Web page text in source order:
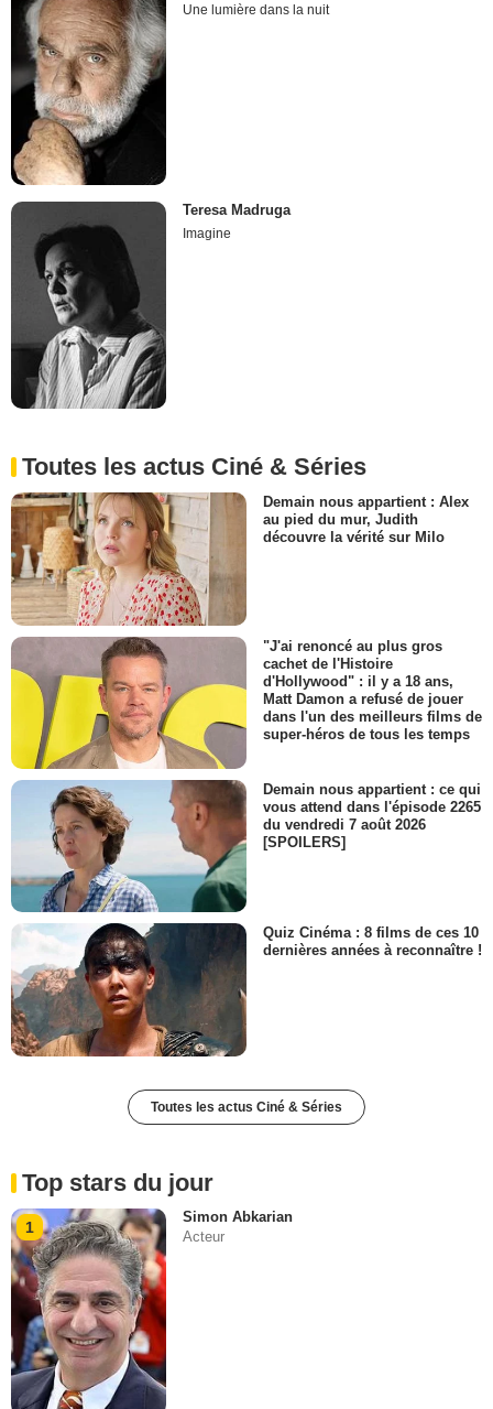
Une lumière dans la nuit
Teresa Madruga
Imagine
Toutes les actus Ciné & Séries
Demain nous appartient : Alex
au pied du mur, Judith
découvre la vérité sur Milo
"J'ai renoncé au plus gros
cachet de l'Histoire
d'Hollywood" : il y a 18 ans,
Matt Damon a refusé de jouer
dans l'un des meilleurs films de
super-héros de tous les temps
Demain nous appartient : ce qui
vous attend dans l'épisode 2265
du vendredi 7 août 2026
[SPOILERS]
Quiz Cinéma : 8 films de ces 10
dernières années à reconnaître !
Toutes les actus Ciné & Séries
Top stars du jour
1
Simon Abkarian
Acteur